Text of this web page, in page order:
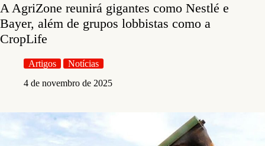
A AgriZone reunirá gigantes como Nestlé e
Bayer, além de grupos lobbistas como a
CropLife
Artigos
Notícias
4 de novembro de 2025